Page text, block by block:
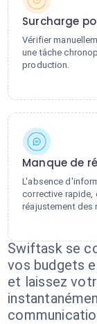
Surcharge
Vérifier
une tâche
production.
Manque de
L'absence
corrective rapide,
réajustement des
Swiftask se
vos budgets
et laissez